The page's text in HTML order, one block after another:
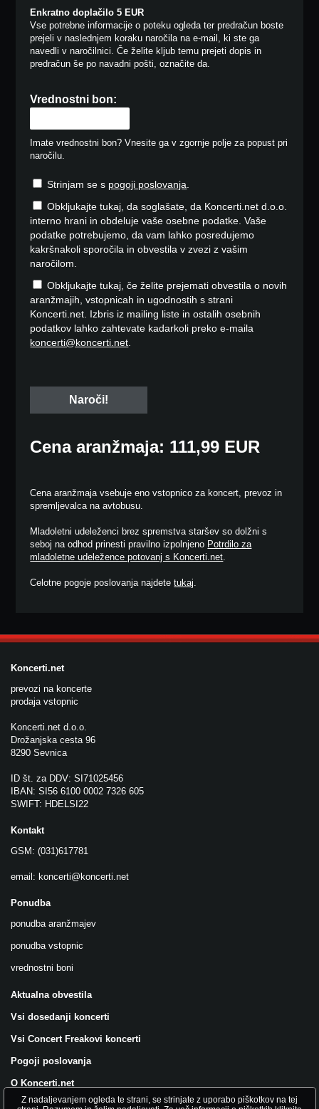
Enkratno doplačilo 5 EUR
Vse potrebne informacije o poteku ogleda ter predračun boste
prejeli v naslednjem koraku naročila na e-mail, ki ste ga
navedli v naročilnici. Če želite kljub temu prejeti dopis in
predračun še po navadni pošti, označite da.
Vrednostni bon:
Imate vrednostni bon? Vnesite ga v zgornje polje za popust pri
naročilu.
Strinjam se s pogoji poslovanja.
Obkljukajte tukaj, da soglašate, da Koncerti.net d.o.o.
interno hrani in obdeluje vaše osebne podatke. Vaše
podatke potrebujemo, da vam lahko posredujemo
kakršnakoli sporočila in obvestila v zvezi z vašim
naročilom.
Obkljukajte tukaj, če želite prejemati obvestila o novih
aranžmajih, vstopnicah in ugodnostih s strani
Koncerti.net. Izbris iz mailing liste in ostalih osebnih
podatkov lahko zahtevate kadarkoli preko e-maila
koncerti@koncerti.net.
Cena aranžmaja: 111,99 EUR
Cena aranžmaja vsebuje eno vstopnico za koncert, prevoz in
spremljevalca na avtobusu.
Mladoletni udeleženci brez spremstva staršev so dolžni s
seboj na odhod prinesti pravilno izpolnjeno Potrdilo za
mladoletne udeležence potovanj s Koncerti.net.
Celotne pogoje poslovanja najdetetukaj.
Koncerti.net
prevozi na koncerte
prodaja vstopnic
Koncerti.net d.o.o.
Drožanjska cesta 96
8290 Sevnica
ID št. za DDV: SI71025456
IBAN: SI56 6100 0002 7326 605
SWIFT: HDELSI22
Kontakt
GSM: (031)617781
email: koncerti@koncerti.net
Ponudba
ponudba aranžmajev
ponudba vstopnic
vrednostni boni
Aktualna obvestila
Vsi dosedanji koncerti
Vsi Concert Freakovi koncerti
Pogoji poslovanja
O Koncerti.net
Z nadaljevanjem ogleda te strani, se strinjate z uporabo piškotkov na tej